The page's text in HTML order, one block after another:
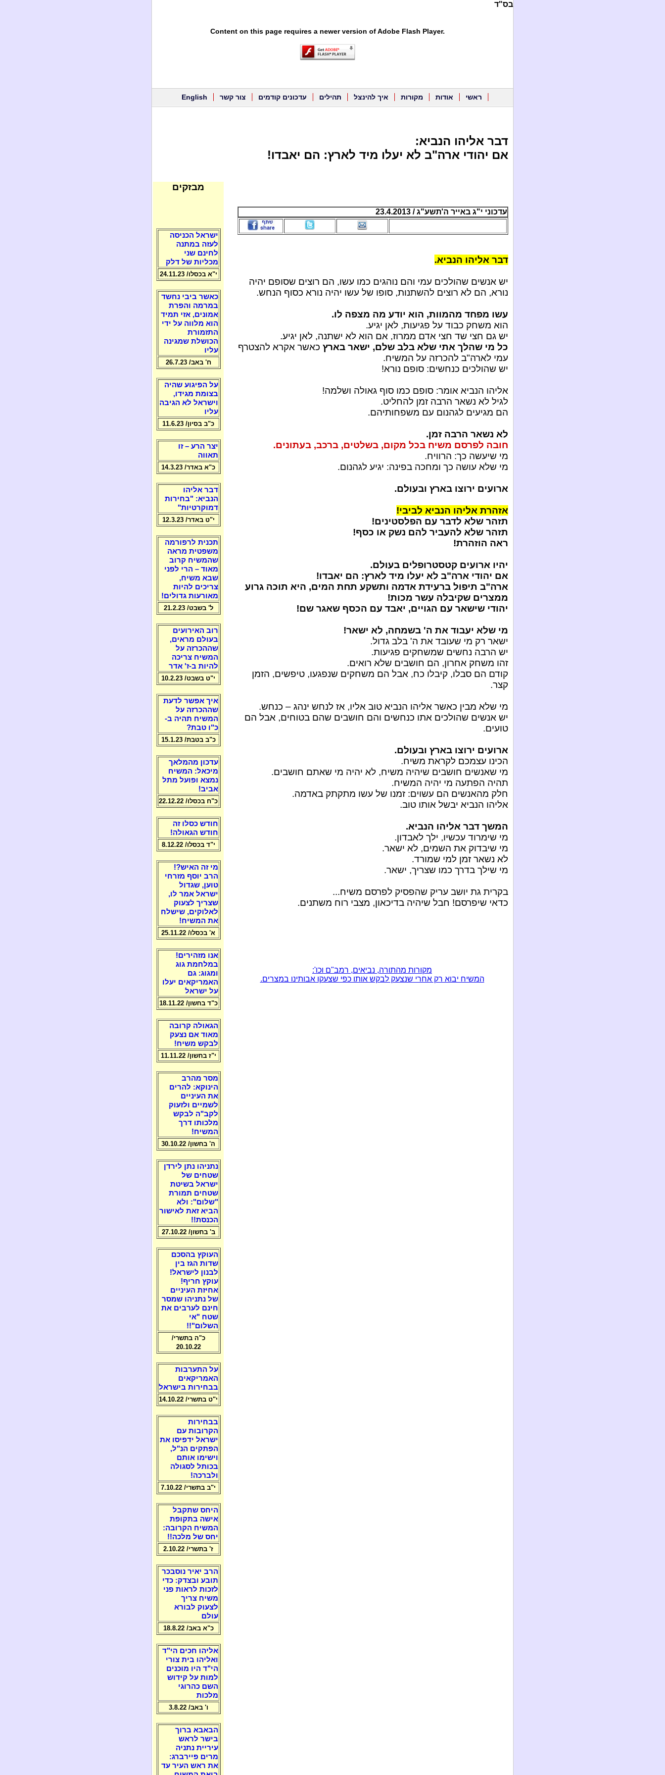
בס"ד
Content on this page requires a newer version of Adobe Flash Player.
ראשי אודות מקורות איך להינצל תהילים עדכונים קודמים צור קשר English
דבר אליהו הנביא:
אם יהודי ארה"ב לא יעלו מיד לארץ: הם יאבדו!
עדכוני י"ג באייר ה'תשע"ג / 23.4.2013
דבר אליהו הנביא.
יש אנשים שהולכים עמי והם נוהגים כמו עשו, הם רוצים שסופם יהיה
נורא, הם לא רוצים להשתנות, סופו של עשו יהיה נורא כסוף הנחש.
עשו מפחד מהמוות, הוא יודע מה מצפה לו.
הוא משחק כבוד על פגיעות, לאן יגיע.
יש גם חצי שד חצי אדם ממרוז, אם הוא לא ישתנה, לאן יגיע.
כל מי שהלך אתי שלא בלב שלם, ישאר בארץ כאשר אקרא להצטרף
עמי לארה"ב להכרזה על המשיח.
יש שהולכים כנחשים: סופם נורא!
אליהו הנביא אומר: סופם כמו סוף גאולה ושלמה!
לגיל לא נשאר הרבה זמן להחליט.
הם מגיעים לגהנום עם משפחותיהם.
לא נשאר הרבה זמן.
חובה לפרסם משיח בכל מקום, בשלטים, ברכב, בעתונים.
מי שיעשה כך: הרוויח.
מי שלא עושה כך ומחכה בפינה: יגיע לגהנום.
ארועים ירוצו בארץ ובעולם.
אזהרת אליהו הנביא לביבי!
תזהר שלא לדבר עם הפלסטינים!
תזהר שלא להעביר להם נשק או כסף!
ראה הוזהרת!
יהיו ארועים קטסטרופלים בעולם.
אם יהודי ארה"ב לא יעלו מיד לארץ: הם יאבדו!
ארה"ב תיפול ברעידת אדמה ותשקע תחת המים, היא תוכה גרוע
ממצרים שקיבלה עשר מכות!
יהודי שישאר עם הגויים, יאבד עם הכסף שאגר שם!
מי שלא יעבוד את ה' בשמחה, לא ישאר!
ישאר רק מי שעובד את ה' בלב גדול.
יש הרבה נחשים שמשחקים פגיעות.
זהו משחק אחרון, הם חושבים שלא רואים.
קודם הם סבלו, קיבלו כח, אבל הם משחקים שנפגעו, טיפשים, הזמן
קצר.
מי שלא מבין כאשר אליהו הנביא טוב אליו, אז לנחש ינהג – כנחש.
יש אנשים שהולכים אתו כנחשים והם חושבים שהם בטוחים, אבל הם
טועים.
ארועים ירוצו בארץ ובעולם.
הכינו עצמכם לקראת משיח.
מי שאנשים חושבים שיהיה משיח, לא יהיה מי שאתם חושבים.
תהיה הפתעה מי יהיה המשיח.
חלק מהאנשים הם עשוים: זמנו של עשו מתקתק באדמה.
אליהו הנביא יבשל אותו טוב.
המשך דבר אליהו הנביא.
מי שימרוד עכשיו, ילך לאבדון.
מי שיבדוק את השמים, לא ישאר.
לא נשאר זמן למי שמורד.
מי שילך בדרך כמו שצריך, ישאר.
בקרית גת יושב עריק שהפסיק לפרסם משיח...
כדאי שיפרסם! חבל שיהיה בדיכאון, מצבי רוח משתנים.
מקורות מהתורה, נביאים, רמב"ם וכו':
המשיח יבוא רק אחרי שנצעק לבקש אותו כפי שצעקו אבותינו במצרים.
מבזקים
ישראל הכניסה
לעזה במתנה
לחינם שני
מכליות של דלק
י"א בכסלו/ 24.11.23
כאשר ביבי נחשד
במרמה והפרת
אמונים, אזי תמיד
הוא מלווה על ידי
התזמורת
הכושלת שמגינה
עליו
ח' באב/ 26.7.23
על הפיגוע שהיה
בצומת מגידו,
וישראל לא הגיבה
עליו
כ"ב בסיון/ 11.6.23
יצר הרע – זו
תאווה
כ"א באדר/ 14.3.23
דבר אליהו
הנביא: "בחירות
דמוקרטיות"
י"ט באדר/ 12.3.23
תכנית לרפורמה
משפטית מראה
שהמשיח קרוב
מאוד – הרי לפני
שבא משיח,
צריכים להיות
מאורעות גדולים!
ל' בשבט/ 21.2.23
רוב האירועים
בעולם מראים,
שההכרזה על
המשיח צריכה
להיות ב-ז' אדר
י"ט בשבט/ 10.2.23
איך אפשר לדעת
שההכרזה על
המשיח תהיה ב-
כ"ו טבת?
כ"ב בטבת/ 15.1.23
עדכון מהמלאך
מיכאל: המשיח
נמצא ופועל מתל
אביב!
כ"ח בכסלו/ 22.12.22
חודש כסלו זה
חודש הגאולה!
י"ד בכסלו/ 8.12.22
מי זה האיש?!
הרב יוסף מזרחי
טוען, שגדול
ישראל אמר לו,
שצריך לצעוק
לאלוקים, שישלח
את המשיח!
א' בכסלו/ 25.11.22
אנו מזהירים!
במלחמת גוג
ומגוג: גם
האמריקאים יעלו
על ישראל
כ"ד בחשון/ 18.11.22
הגאולה קרובה
מאוד אם נצעק
לבקש משיח!
י"ז בחשון/ 11.11.22
מסר מהרב
הינוקא: להרים
את העיניים
לשמיים ולזעוק
לקב"ה לבקש
מלכותו דרך
המשיח!
ה' בחשון/ 30.10.22
נתניהו נתן לירדן
שטחים של
ישראל בשיטת
שטחים תמורת
"שלום": ולא
הביא זאת לאישור
הכנסת!!
ב' בחשון/ 27.10.22
העוקץ בהסכם
שדות הגז בין
לבנון לישראל!
עוקץ חריף!
אחיזת העיניים
של נתניהו שמסר
חינם לערבים את
שטח "אי
השלום"!!
כ"ה בתשרי/
20.10.22
על התערבות
האמריקאים
בבחירות בישראל
י"ט בתשרי/ 14.10.22
בבחירות
הקרובות עם
ישראל ידפיסו את
הפתקים הנ"ל,
וישימו אותם
בכותל לסגולה
ולברכה!
י"ב בתשרי/ 7.10.22
היחס שתקבל
אישה בתקופת
המשיח הקרובה:
יחס של מלכה!!
ז' בתשרי/ 2.10.22
הרב יאיר נוסבכר
תובע ובצדק: כדי
לזכות לראות פני
משיח צריך
לצעוק לבורא
עולם
כ"א באב/ 18.8.22
אליהו חכים הי"ד
ואליהו בית צורי
הי"ד היו מוכנים
למות על קידוש
השם כהרוגי
מלכות
ו' באב/ 3.8.22
הבאבא ברוך
בישר לראש
עיריית נתניה
מרים פיירברג:
את ראש העיר עד